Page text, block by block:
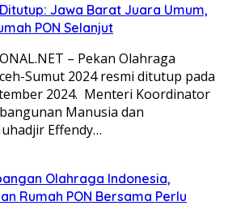
Ditutup: Jawa Barat Juara Umum,
PON Selanjut
– Pekan Olahraga
Sumut 2024 resmi ditutup pada
2024. Menteri Koordinator
Manusia dan
Effendy…
Olahraga Indonesia,
Rumah PON Bersama Perlu